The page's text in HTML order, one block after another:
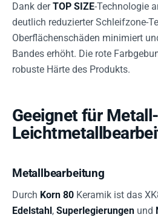
Dank derTOP SIZE-Technologie
deutlich reduzierter Schleifzone-
Oberflächenschäden minimiert
Bandes erhöht. Die rote
robuste Härte des Produkts.
Geeignet für
Metallbearbeitung
Durch Korn 80 Keramik ist das
Edelstahl, Superlegierungen und